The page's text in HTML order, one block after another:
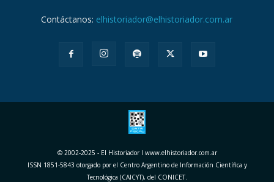
Contáctanos: elhistoriador@elhistoriador.com.ar
© 2002-2025 - El Historiador I www.elhistoriador.com.ar
ISSN 1851-5843 otorgado por el Centro Argentino de Información Científica y
Tecnológica (CAICYT), del CONICET.